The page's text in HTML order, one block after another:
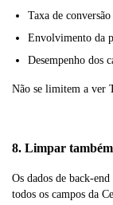
Taxa de
Envolvimento da
Desempenho dos
Não se limitem a ver
8. Limpar
Os dados de back-
todos os campos da